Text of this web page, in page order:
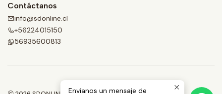
Contáctanos
info@sdonline.cl
+56224015150
56935600813
Envíanos un mensaje de